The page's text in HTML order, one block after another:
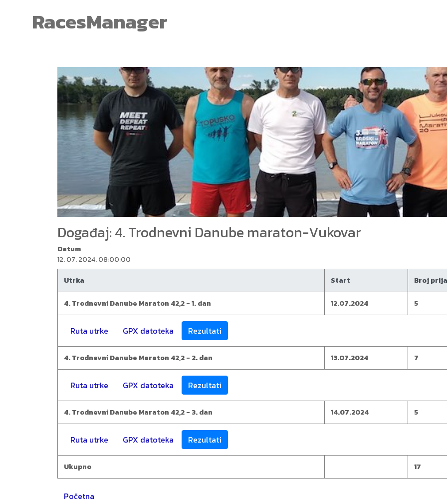
RacesManager
Događaj: 4. Trodnevni Danube maraton-Vukovar
Datum
12. 07. 2024. 08:00:00
Utrka
Start Broj
4. Trodnevni Danube Maraton 42,2 - 1. dan 12.07.2024 5
Ruta utrke GPX datoteka Rezultati
4. Trodnevni Danube Maraton 42,2 - 2. dan 13.07.2024 7
Ruta utrke GPX datoteka Rezultati
4. Trodnevni Danube Maraton 42,2 - 3. dan 14.07.2024 5
Ruta utrke GPX datoteka Rezultati
Ukupno 17
Početna